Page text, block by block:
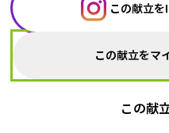
この献立
この献立をマ
この献